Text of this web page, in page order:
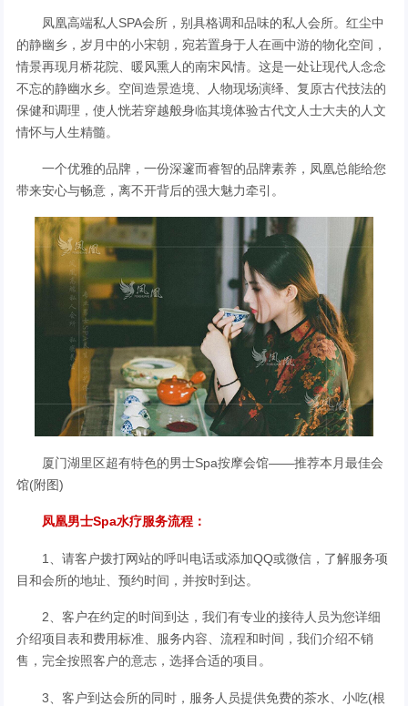
凤凰高端私人SPA会所，别具格调和品味的私人会所。红尘中
的静幽乡，岁月中的小宋朝，宛若置身于人在画中游的物化空间，
情景再现月桥花院、暖风熏人的南宋风情。这是一处让现代人念念
不忘的静幽水乡。空间造景造境、人物现场演绎、复原古代技法的
保健和调理，使人恍若穿越般身临其境体验古代文人士大夫的人文
情怀与人生精髓。
一个优雅的品牌，一份深邃而睿智的品牌素养，凤凰总能给您
带来安心与畅意，离不开背后的强大魅力牵引。
厦门湖里区超有特色的男士Spa按摩会馆——推荐本月最佳会
馆(附图)
凤凰男士Spa水疗服务流程：
1、请客户拨打网站的呼叫电话或添加QQ或微信，了解服务项
目和会所的地址、预约时间，并按时到达。
2、客户在约定的时间到达，我们有专业的接待人员为您详细
介绍项目表和费用标准、服务内容、流程和时间，我们介绍不销
售，完全按照客户的意志，选择合适的项目。
3、客户到达会所的同时，服务人员提供免费的茶水、小吃(根